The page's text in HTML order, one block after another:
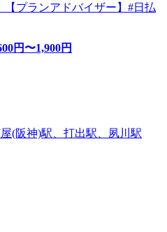
プランアドバイザー】#日払
円〜1,900円
(阪神)駅、打出駅、夙川駅